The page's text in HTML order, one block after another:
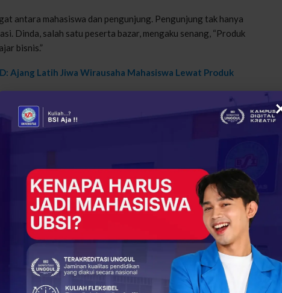
antara mahasiswa dan pengunjung. Pengunjung tak hanya
Dinda, salah satu peserta bazar, mengaku senang, “Produk
bisnis.”
Ajang Latih Jiwa Wirausaha Mahasiswa Lewat Produk
dalam membentuk generasi wirausaha yang tangguh, inovatif,
mahasiswa berlatih berinovasi, menjalin relasi, dan
Rahman)
21
ReddIt